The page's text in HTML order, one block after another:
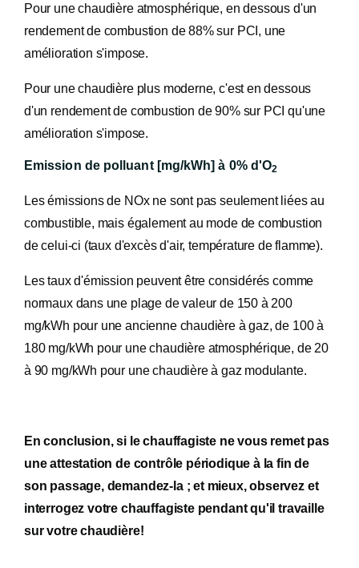
Pour une chaudière atmosphérique, en dessous d'un
rendement de combustion de 88% sur PCI, une
amélioration s'impose.
Pour une chaudière plus moderne, c'est en dessous
d'un rendement de combustion de 90% sur PCI qu'une
amélioration s'impose.
Emission de polluant [mg/kWh] à 0% d'O2
Les émissions de NOx ne sont pas seulement liées au
combustible, mais également au mode de combustion
de celui-ci (taux d'excès d'air, température de flamme).
Les taux d'émission peuvent être considérés comme
normaux dans une plage de valeur de 150 à 200
mg/kWh pour une ancienne chaudière à gaz, de 100 à
180 mg/kWh pour une chaudière atmosphérique, de 20
à 90 mg/kWh pour une chaudière à gaz modulante.
En conclusion, si le chauffagiste ne vous remet pas
une attestation de contrôle périodique à la fin de
son passage, demandez-la ; et mieux, observez et
interrogez votre chauffagiste pendant qu'il travaille
sur votre chaudière!